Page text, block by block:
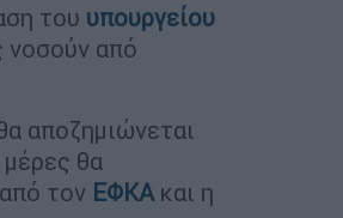
του υπουργείου
νοσούν από
αποζημιώνεται
θα
τον ΕΦΚΑ και η